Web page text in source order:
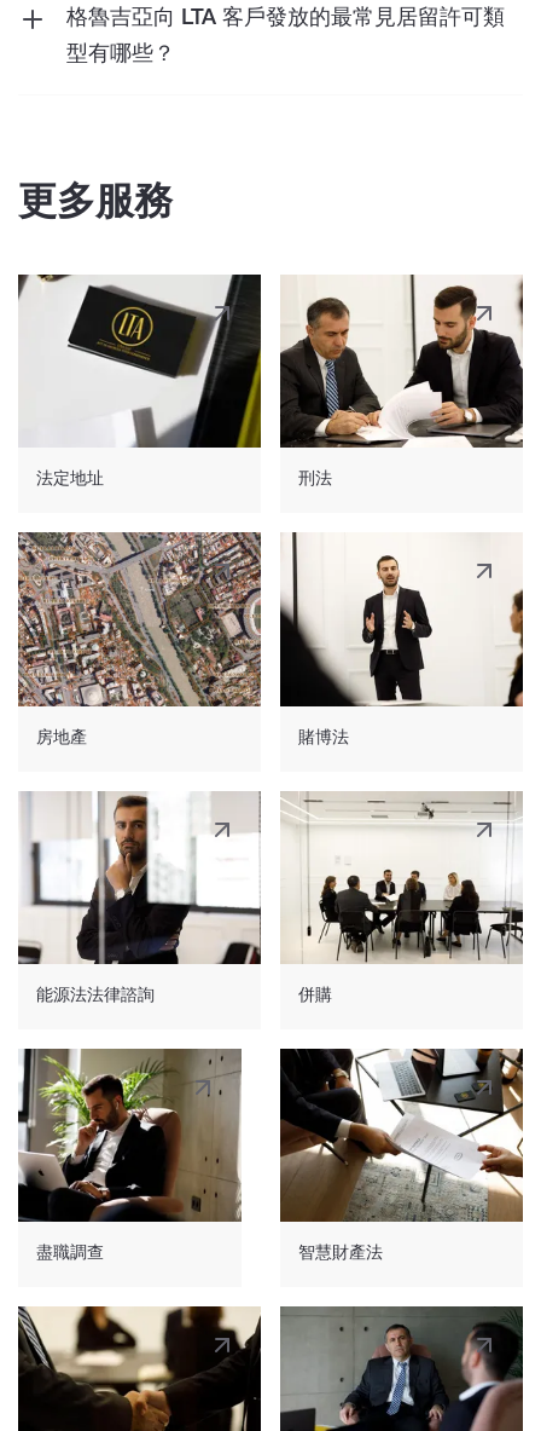
● 您可以在12個月內在喬治亞停留任意183天；
● 以高淨值個人身分獲得稅務居民身分。
●個人必須在過去連續三年擁有300萬吉林吉拉
每年25,000 喬治亞州拉里。
關於第一種選擇的注意事項 - 在格魯吉亞境內實
際停留的時間不應包括自然人在格魯吉亞停留的
時間：
員；
b) 作為根據格魯吉亞國際協定行事的國際組織
的僱員，或作為在格魯吉亞的外國公職人員或該
人員的家庭成員，但格魯吉亞公民除外；
c) 從一個國家經喬治亞領土前往另一個國家
時；
格魯吉亞向 LTA 客戶發放的最常見居留許可類
型有哪些？
0.5 - 1 年。
投資目的居留許可- 頒發給：
- 在格魯吉亞投資了至少 30 萬美元等值 GEL 的
外國人及其家庭成員（其他條件也適用）。滿足
特定投資條件 5 年後，該人就有資格獲得永久
居留權。
- 擁有喬治亞州不動產所有權且市場價值超過
30 萬美元等值 GEL 的外國人。持有上述價值的
財產五年後，該人就有資格獲得永久居留權。
勞工居留證- 為在格魯吉亞開展創業活動或就業
而頒發。需要證明各自的最小值。工資約。每月
GEL1k 且最少雇主營業額（每位外國人營業額
35,000 GEL 或 50,000 GEL）。發行期限為0.5
- 6 年。
家庭團聚居留證- 發給持有居留證的外國人的家
庭成員。發行期限為0.5 - 6 年。
永久居留證 - 頒發給格魯吉亞公民的配偶、父母
和子女。根據臨時居留許可，還可向過去 6 年
在喬治亞居住的外國人頒發永久居留許可。此期
外交和同等代表機構工作的居留。
更多服務
法定地址 刑法
房地產 賭博法
能源法法律諮詢 併購
盡職調查 智慧財產法